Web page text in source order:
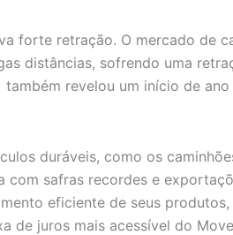
forte retração. O mercado de
distâncias, sofrendo uma
revelou um início de
duráveis, como os
safras recordes e
eficiente de seus
juros mais acessível do